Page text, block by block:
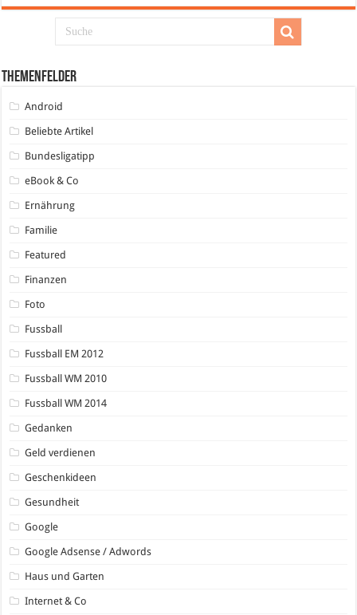
Themenfelder
Android
Beliebte Artikel
Bundesligatipp
eBook & Co
Ernährung
Familie
Featured
Finanzen
Foto
Fussball
Fussball EM 2012
Fussball WM 2010
Fussball WM 2014
Gedanken
Geld verdienen
Geschenkideen
Gesundheit
Google
Google Adsense / Adwords
Haus und Garten
Internet & Co